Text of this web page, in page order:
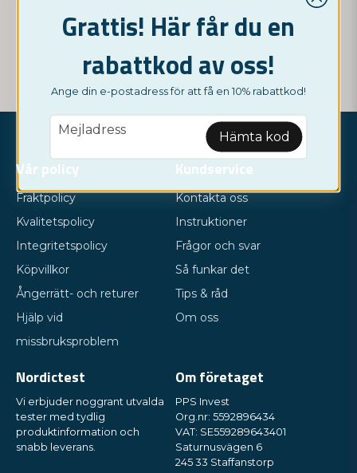
149 kr 69 kr
KÖP NU
Grattis! Här får du en
rabattkod av oss!
Ange din e-postadress för att få en 10% rabattkod!
email
Mejladress Hämta kod
Vår policy
Fraktpolicy
Kvalitetspolicy
Integritetspolicy
Köpvillkor
Ångerrätt- och returer
Hjälp vid
missbruksproblem
Kundservice
Kontakta oss
Instruktioner
Frågor och svar
Så funkar det
Tips & råd
Om oss
Nordictest
Vi erbjuder noggrant utvalda
tester med tydlig
produktinformation och
snabb leverans.
Om företaget
PPS Invest
Org.nr: 5592896434
VAT: SE559289643401
Saturnusvägen 6
245 33 Staffanstorp